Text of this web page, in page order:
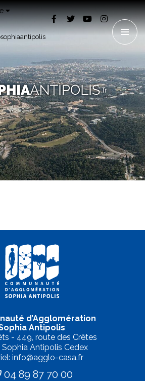
d’Agglomération
Antipolis
- 449, route des Crêtes
Antipolis Cedex
info@agglo-casa.fr
04 89 87 70 00